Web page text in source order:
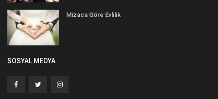
Mizaca Göre Evlilik
SOSYAL MEDYA